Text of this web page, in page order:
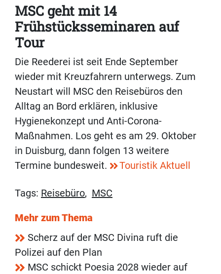
MSC geht mit 14
Frühstücksseminaren auf
Tour
Die Reederei ist seit Ende September
wieder mit Kreuzfahrern unterwegs. Zum
Neustart will MSC den Reisebüros den
Alltag an Bord erklären, inklusive
Hygienekonzept und Anti-Corona-
Maßnahmen. Los geht es am 29. Oktober
in Duisburg, dann folgen 13 weitere
Termine bundesweit.
Touristik Aktuell
Tags: Reisebüro, MSC
Mehr zum Thema
Scherz auf der MSC Divina ruft die
Polizei auf den Plan
MSC schickt Poesia 2028 wieder auf